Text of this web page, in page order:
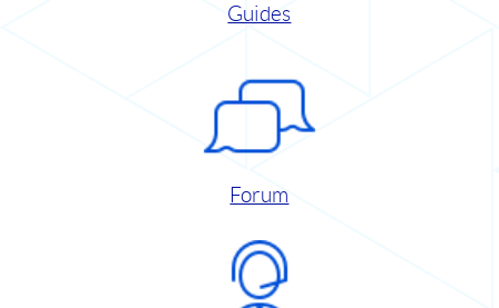
Guides
Forum